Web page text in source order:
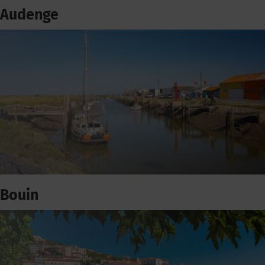
Audenge
Bouin